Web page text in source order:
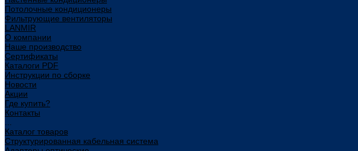
Потолочные кондиционеры
Фильтрующие вентиляторы
LANMIR
О компании
Наше производство
Сертификаты
Каталоги PDF
Инструкции по сборке
Новости
Акции
Где купить?
Контакты
Каталог товаров
Структурированная кабельная система